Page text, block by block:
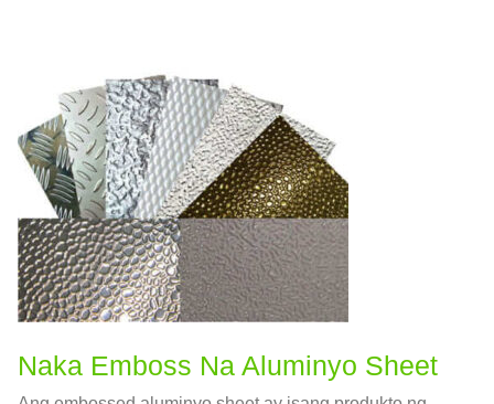
Naka Emboss Na Aluminyo Sheet